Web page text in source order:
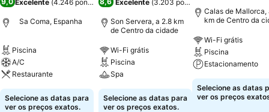
Excelente (4.246 pontuações )
Sa Coma, Espanha
Piscina
A/C
Restaurante
Selecione as datas para
ver os preços exatos.
Excelente (3.203 pontuações
Son Servera, a 2.8 km
de Centro da cidade
Wi-Fi grátis
Piscina
Spa
Selecione as datas para
ver os preços exatos.
Calas de Mallorca,
km de Centro da
Wi-Fi grátis
Piscina
Estacionamento
Selecione as datas
ver os preços